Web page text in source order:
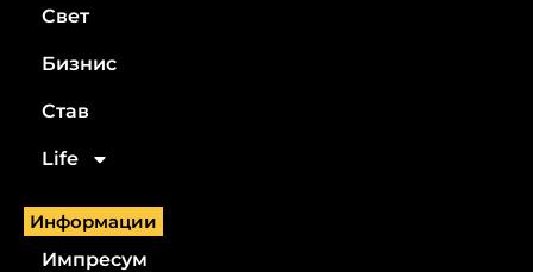
Свет
Бизнис
Став
Life
Информации
Импресум